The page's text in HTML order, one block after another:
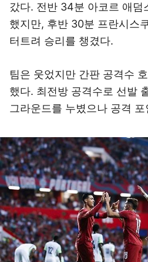
갔다. 전반 34분 아코르 애덤
했지만, 후반 30분 프란시스
터트려 승리를 챙겼다.
팀은 웃었지만 간판 공격수
했다. 최전방 공격수로 선발
그라운드를 누볐으나 공격